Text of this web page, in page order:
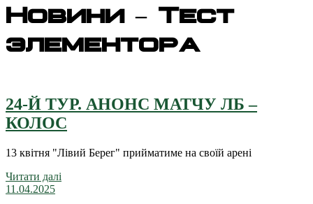
Новини – Тест
элементора
24-Й ТУР. АНОНС МАТЧУ ЛБ –
КОЛОС
13 квітня "Лівий Берег" прийматиме на своїй арені
Читати далі
11.04.2025